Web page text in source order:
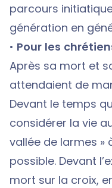
parcours
génération en
• Pour les
Après sa mort et
attendaient de
Devant le temps
considérer la vie
vallée de larmes »
possible. Devant
mort sur la croix,